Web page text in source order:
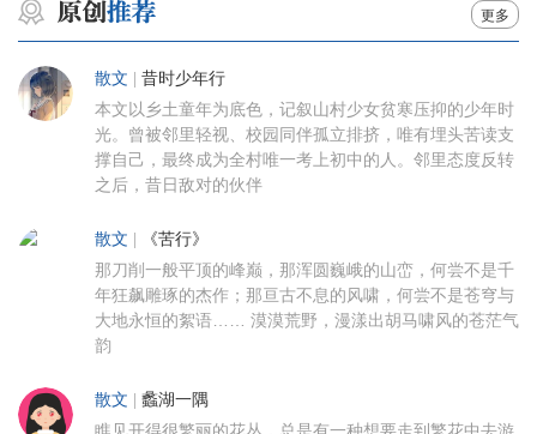
更多
散文 | 昔时少年行
本文以乡土童年为底色，记叙山村少女贫寒压抑的少年时
光。曾被邻里轻视、校园同伴孤立排挤，唯有埋头苦读支
撑自己，最终成为全村唯一考上初中的人。邻里态度反转
之后，昔日敌对的伙伴
散文 | 《苦行》
那刀削一般平顶的峰巅，那浑圆巍峨的山峦，何尝不是千
年狂飙雕琢的杰作；那亘古不息的风啸，何尝不是苍穹与
大地永恒的絮语…… 漠漠荒野，漫漾出胡马啸风的苍茫气
韵
散文 | 蠡湖一隅
瞧见开得很繁丽的花丛，总是有一种想要走到繁花中去游